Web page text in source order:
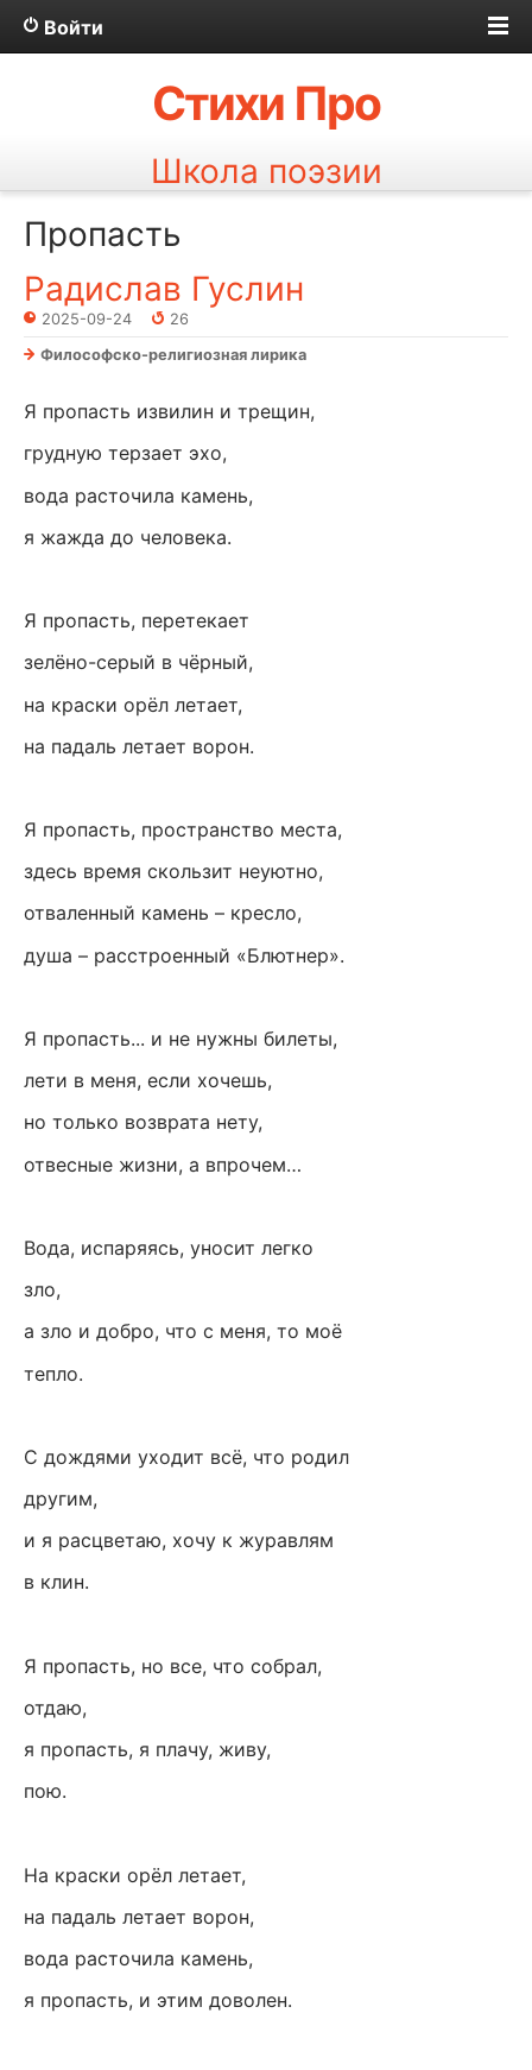
Войти
Стихи Про
Школа поэзии
Пропасть
Радислав Гуслин
2025-09-24
26
Философско-религиозная лирика
Я пропасть извилин и трещин,
грудную терзает эхо,
вода расточила камень,
я жажда до человека.
Я пропасть, перетекает
зелёно-серый в чёрный,
на краски орёл летает,
на падаль летает ворон.
Я пропасть, пространство места,
здесь время скользит неуютно,
отваленный камень – кресло,
душа – расстроенный «Блютнер».
Я пропасть... и не нужны билеты,
лети в меня, если хочешь,
но только возврата нету,
отвесные жизни, а впрочем…
Вода, испаряясь, уносит легко
зло,
а зло и добро, что с меня, то моё
тепло.
С дождями уходит всё, что родил
другим,
и я расцветаю, хочу к журавлям
в клин.
Я пропасть, но все, что собрал,
отдаю,
я пропасть, я плачу, живу,
пою.
На краски орёл летает,
на падаль летает ворон,
вода расточила камень,
я пропасть, и этим доволен.